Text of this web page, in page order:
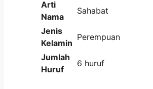
Arti
Nama
Sahabat
Jenis
Kelamin
Perempuan
Jumlah
Huruf
6 huruf